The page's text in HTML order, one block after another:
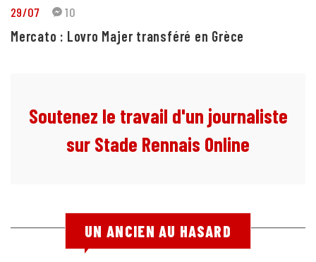
29/07 10
Mercato : Lovro Majer transféré en Grèce
Soutenez le travail d'un journaliste
sur Stade Rennais Online
UN ANCIEN AU HASARD